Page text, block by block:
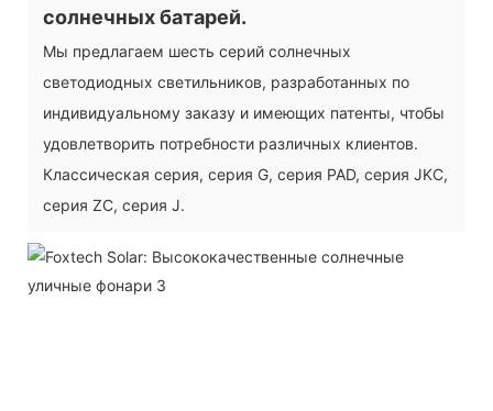
солнечных батарей.
Мы предлагаем шесть серий солнечных
светодиодных светильников, разработанных по
индивидуальному заказу и имеющих патенты, чтобы
удовлетворить потребности различных клиентов.
Классическая серия, серия G, серия PAD, серия JKC,
серия ZC, серия J.